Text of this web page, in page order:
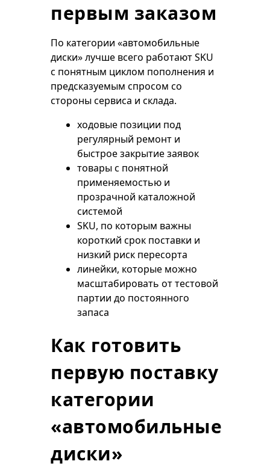
первым заказом
По категории «автомобильные
диски» лучше всего работают SKU
с понятным циклом пополнения и
предсказуемым спросом со
стороны сервиса и склада.
ходовые позиции под
регулярный ремонт и
быстрое закрытие заявок
товары с понятной
применяемостью и
прозрачной каталожной
системой
SKU, по которым важны
короткий срок поставки и
низкий риск пересорта
линейки, которые можно
масштабировать от тестовой
партии до постоянного
запаса
Как готовить
первую поставку
категории
«автомобильные
диски»